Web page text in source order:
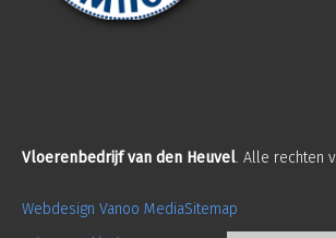
Vloerenbedrijf van den Heuvel. Alle rechten
Webdesign Vanoo MediaSitemap